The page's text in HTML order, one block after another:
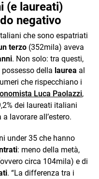
(e laureati)
negativo
che sono espatriati
terzo (352mila) aveva
. Non solo: tra questi,
della laurea al
che rispecchiano i
Luca Paolazzi,
dei laureati italiani
lavorare all’estero.
under 35 che hanno
: meno della metà,
circa 104mila) e di
. “La differenza tra i